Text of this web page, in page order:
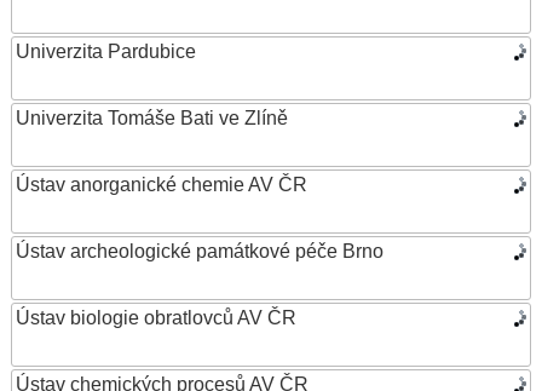
Univerzita Pardubice
Univerzita Tomáše Bati ve Zlíně
Ústav anorganické chemie AV ČR
Ústav archeologické památkové péče Brno
Ústav biologie obratlovců AV ČR
Ústav chemických procesů AV ČR